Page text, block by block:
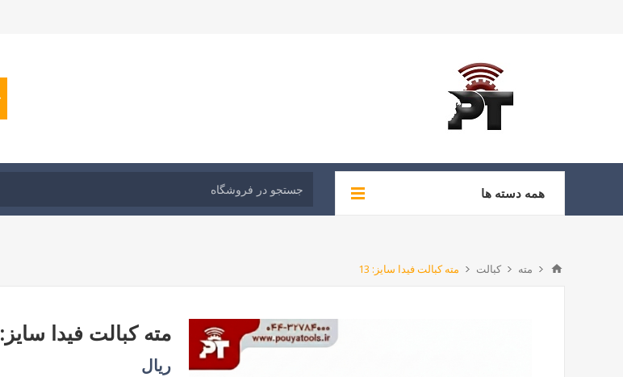
همه دسته ها
مته کبالت مته کبالت فیدا سایز: 13
مته کبالت فیدا سایز: 13
ریال